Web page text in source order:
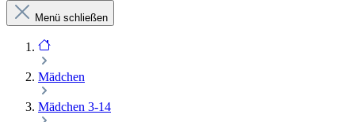
Menü schließen
Mädchen
Mädchen 3-14